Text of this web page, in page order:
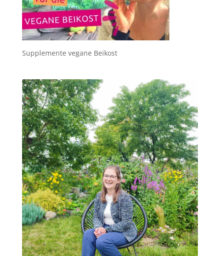
Supplemente vegane Beikost